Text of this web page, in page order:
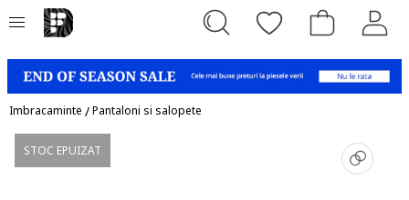
Imbracaminte /Pantaloni si salopete
STOC EPUIZAT